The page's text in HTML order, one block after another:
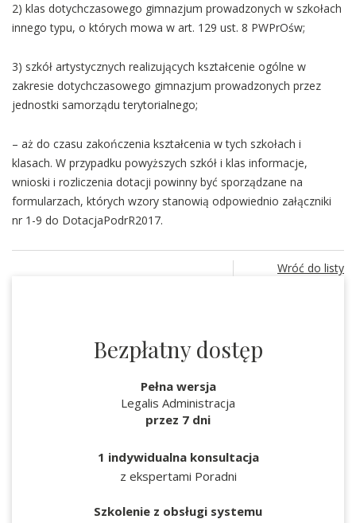
2) klas dotychczasowego gimnazjum prowadzonych w szkołach
innego typu, o których mowa w art. 129 ust. 8 PWPrOśw;
3) szkół artystycznych realizujących kształcenie ogólne w
zakresie dotychczasowego gimnazjum prowadzonych przez
jednostki samorządu terytorialnego;
– aż do czasu zakończenia kształcenia w tych szkołach i
klasach. W przypadku powyższych szkół i klas informacje,
wnioski i rozliczenia dotacji powinny być sporządzane na
formularzach, których wzory stanowią odpowiednio załączniki
nr 1-9 do DotacjaPodrR2017.
Wróć do listy
Bezpłatny dostęp
Pełna wersja
Legalis Administracja
przez 7 dni
1 indywidualna konsultacja
z ekspertami Poradni
Szkolenie z obsługi systemu